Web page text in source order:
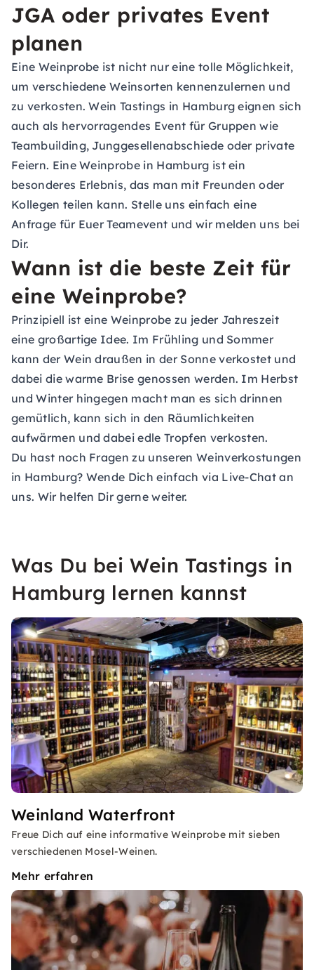
JGA oder privates Event
planen
Eine Weinprobe ist nicht nur eine tolle Möglichkeit,
um verschiedene Weinsorten kennenzulernen und
zu verkosten. Wein Tastings in Hamburg eignen sich
auch als hervorragendes Event für Gruppen wie
Teambuilding, Junggesellenabschiede oder private
Feiern. Eine Weinprobe in Hamburg ist ein
besonderes Erlebnis, das man mit Freunden oder
Kollegen teilen kann. Stelle uns einfach eine
Anfrage für Euer Teamevent und wir melden uns bei
Dir.
Wann ist die beste Zeit für
eine Weinprobe?
Prinzipiell ist eine Weinprobe zu jeder Jahreszeit
eine großartige Idee. Im Frühling und Sommer
kann der Wein draußen in der Sonne verkostet und
dabei die warme Brise genossen werden. Im Herbst
und Winter hingegen macht man es sich drinnen
gemütlich, kann sich in den Räumlichkeiten
aufwärmen und dabei edle Tropfen verkosten.
Du hast noch Fragen zu unseren Weinverkostungen
in Hamburg? Wende Dich einfach via Live-Chat an
uns. Wir helfen Dir gerne weiter.
Was Du bei Wein Tastings in
Hamburg lernen kannst
Weinland Waterfront
Freue Dich auf eine informative Weinprobe mit sieben
verschiedenen Mosel-Weinen.
Mehr erfahren